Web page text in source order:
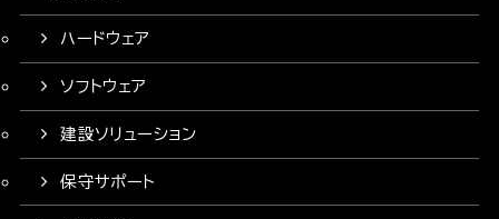
ハードウェア
ソフトウェア
建設ソリューション
保守サポート